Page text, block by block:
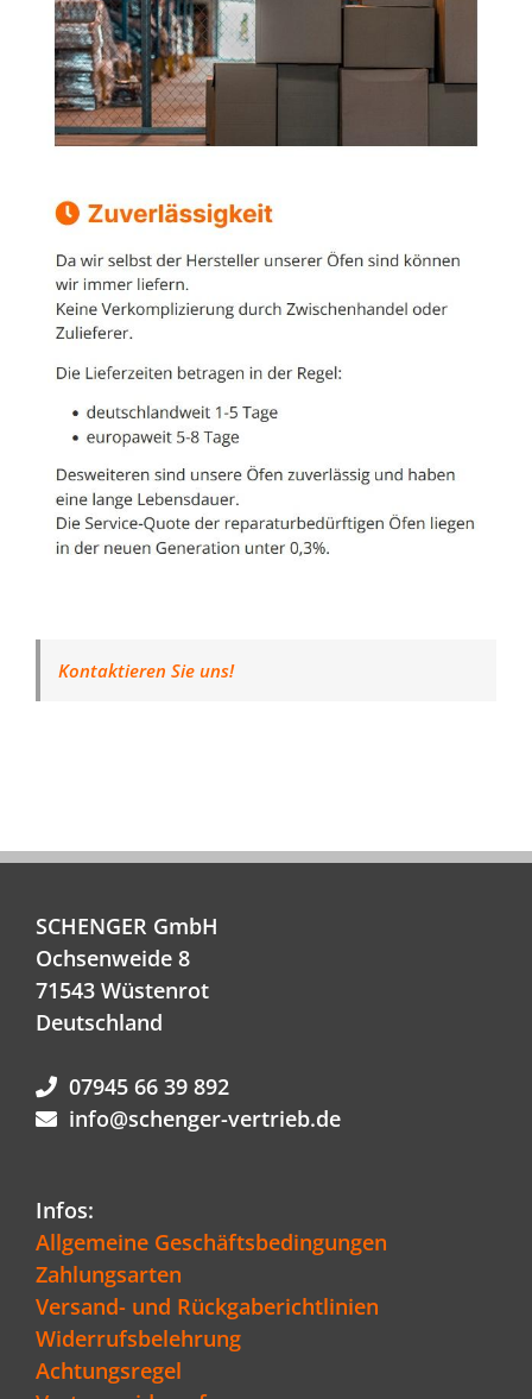
Kontaktieren Sie uns!
SCHENGER GmbH
Ochsenweide 8
71543 Wüstenrot
Deutschland
07945 66 39 892
info@schenger-vertrieb.de
Infos:
Allgemeine Geschäftsbedingungen
Zahlungsarten
Versand- und Rückgaberichtlinien
Widerrufsbelehrung
Achtungsregel